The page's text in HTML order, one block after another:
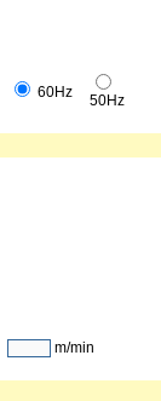
60Hz 50Hz
m/min